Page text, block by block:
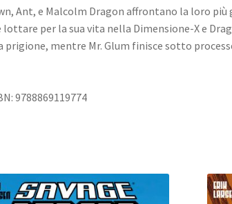
Ant, e Malcolm Dragon affrontano la loro
lottare per la sua vita nella Dimensione-X e
prigione, mentre Mr. Glum finisce sotto
9788869119774